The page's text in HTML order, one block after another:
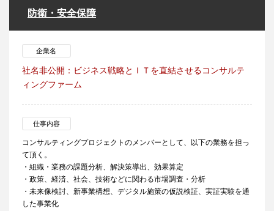
防衛・安全保障
企業名
社名非公開：ビジネス戦略とＩＴを直結させるコンサルテ
ィングファーム
仕事内容
コンサルティングプロジェクトのメンバーとして、以下の業務を担っ
て頂く。
・組織・業務の課題分析、解決策導出、効果算定
・政策、経済、社会、技術などに関わる市場調査・分析
・未来像検討、新事業構想、デジタル施策の仮説検証、実証実験を通
した事業化